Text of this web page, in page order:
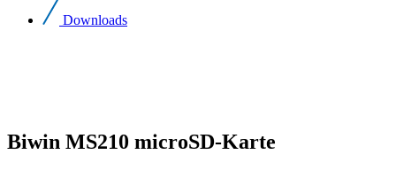
Downloads
Biwin MS210 microSD-Karte